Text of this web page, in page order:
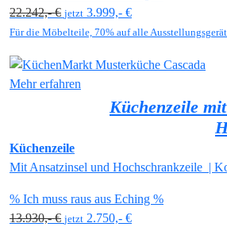
22.242,- € jetzt 3.999,- €
Für die Möbelteile, 70% auf alle
Mehr erfahren
Küchenzeile
Küchenzeile
Mit Ansatzinsel und Hochschrankzeile |
% Ich muss raus aus Eching %
13.930,- € jetzt 2.750,- €